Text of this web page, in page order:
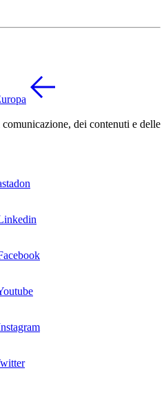
dei contenuti e delle